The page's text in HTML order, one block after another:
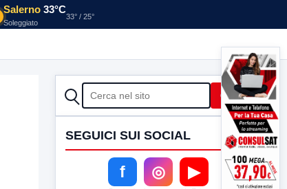
Salerno 33°C
Soleggiato
33° / 25°
CERCA Cerca
SEGUICI SUI SOCIAL
f ◎ ▶